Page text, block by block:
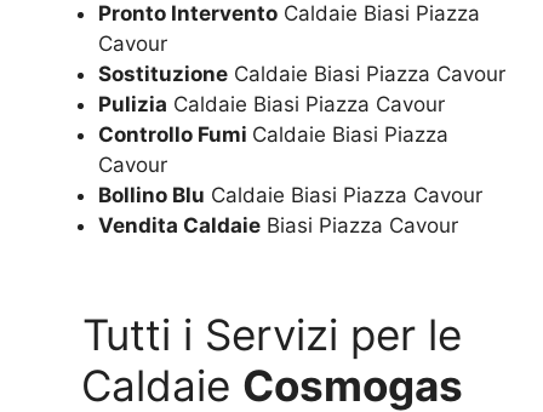
Pronto Intervento Caldaie Biasi Piazza
Cavour
Sostituzione Caldaie Biasi Piazza Cavour
Pulizia Caldaie Biasi Piazza Cavour
Controllo Fumi Caldaie Biasi Piazza
Cavour
Bollino Blu Caldaie Biasi Piazza Cavour
Vendita Caldaie Biasi Piazza Cavour
Tutti i Servizi per le
Caldaie Cosmogas